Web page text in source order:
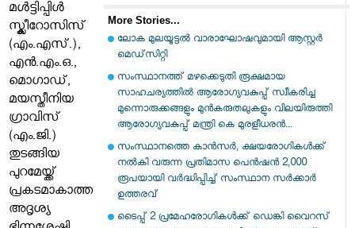
More Stories...
ലോക മുലയൂട്ടൽ വാരാഘോഷവുമായി ആസ്റ്റർ
മെഡ്‌സിറ്റി
സംസ്ഥാനത്ത് മഴക്കെടുതി രൂക്ഷമായ
സാഹചര്യത്തിൽ ആരോഗ്യവകുപ്പ് സ്വീകരിച്ച
മുന്നൊരുക്കങ്ങളും മുൻകരുതലുകളും വിലയിരുത്തി
ആരോഗ്യവകുപ്പ് മന്ത്രി കെ മുരളീധരൻ...
സംസ്ഥാനത്തെ കാൻസർ, ക്ഷയരോഗികൾക്ക്
നൽകി വരുന്ന പ്രതിമാസ പെൻഷൻ 2,000
രൂപയായി വർദ്ധിപ്പിച്ച് സംസ്ഥാന സർക്കാർ
ഉത്തരവ്
ടൈപ്പ് 2 പ്രമേഹരോഗികള്‍ക്ക് ഡെങ്കി വൈറസ്
മൾട്ടിപ്പിൾ
സ്ക്ലീറോസിസ്
(എം.എസ്.),
എൻ.എം.ഒ.,
മൊഗാഡ്,
മയസ്തീനിയ
ഗ്രാവിസ്
(എം.ജി.)
തുടങ്ങിയ
പുറമേയ്ക്ക്
പ്രകടമാകാത്ത
അദൃശ്യ